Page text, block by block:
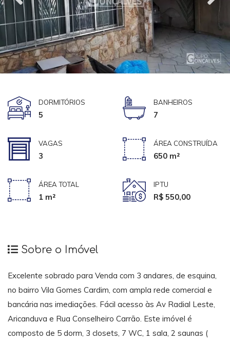
DORMITÓRIOS
5
BANHEIROS
7
VAGAS
3
ÁREA CONSTRUÍDA
650 m²
ÁREA TOTAL
1 m²
IPTU
R$ 550,00
Sobre o Imóvel
Excelente sobrado para Venda com 3 andares, de esquina,
no bairro Vila Gomes Cardim, com ampla rede comercial e
bancária nas imediações. Fácil acesso às Av Radial Leste,
Aricanduva e Rua Conselheiro Carrão. Este imóvel é
composto de 5 dorm, 3 closets, 7 WC, 1 sala, 2 saunas (